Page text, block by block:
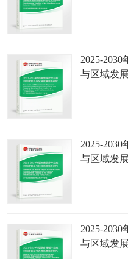
2025-
与区域发
2025-
与区域发
2025-
与区域发